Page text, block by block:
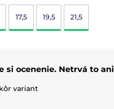
17,5 19,5 21,5
si ocenenie. Netrvá to
variant